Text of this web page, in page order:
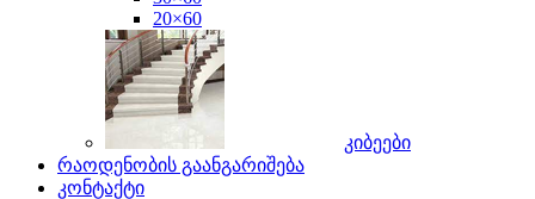
20×60
კიბეები
რაოდენობის გაანგარიშება
კონტაქტი